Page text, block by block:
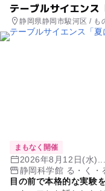
テーブルサイエンス
静岡県静岡市駿河区 / も
まもなく開催
2026年8月12日(水
静岡科学館 る・く・
目の前で本格的な実験